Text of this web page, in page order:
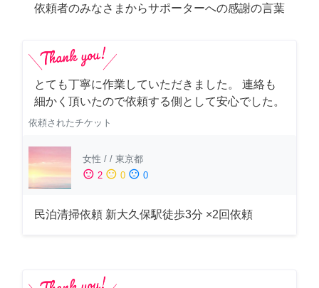
依頼者のみなさまからサポーターへの感謝の言葉
とても丁寧に作業していただきました。 連絡も
細かく頂いたので依頼する側として安心でした。
依頼されたチケット
女性 / / 東京都
sentiment_satisfied 2 sentiment_neutral 0 sentiment_dissatisfied 0
民泊清掃依頼 新大久保駅徒歩3分 ×2回依頼